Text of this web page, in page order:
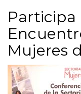
Participa
Mujeres